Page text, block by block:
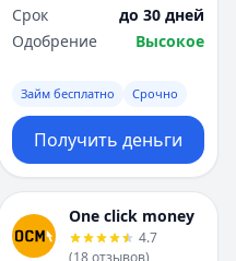
Срок
до 30 дней
Одобрение
Высокое
Займ бесплатно Срочно
Получить деньги
One click money
4.7
(18отзывов)